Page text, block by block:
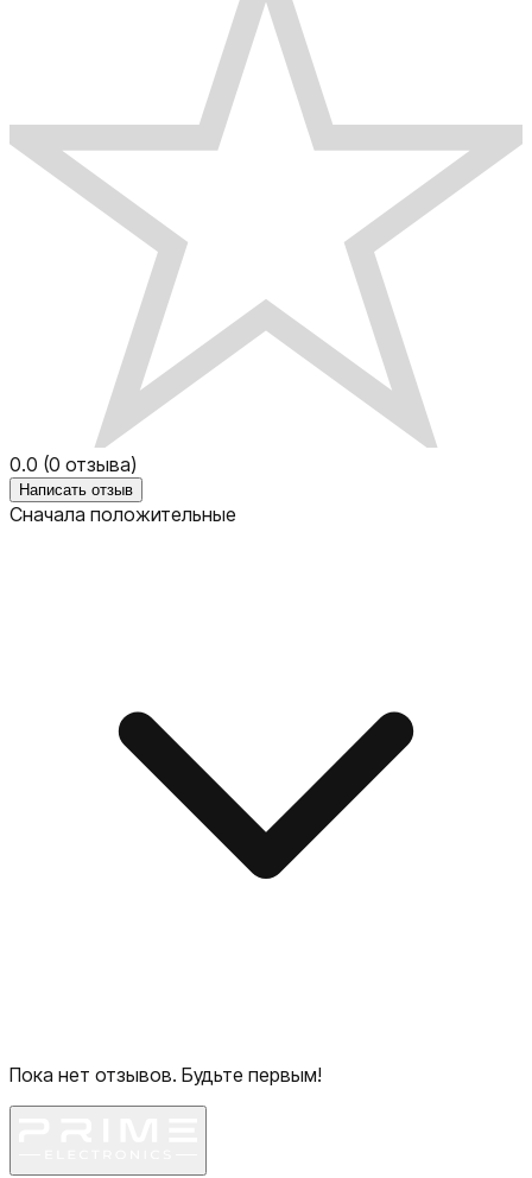
0.0 (0 отзыва)
Написать отзыв
Сначала положительные
Пока нет отзывов. Будьте первым!